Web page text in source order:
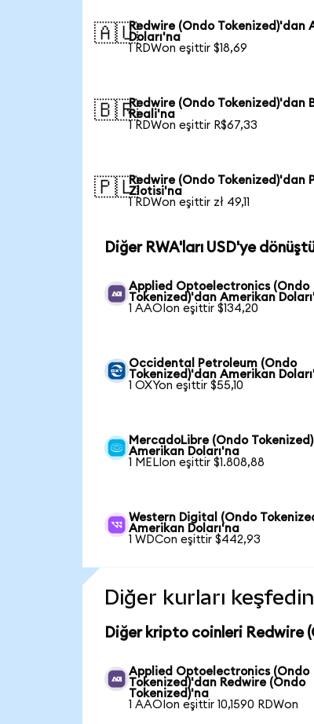
🇦🇺Redwire (Ondo Tokenized)'dan
Doları'na
1 RDWon eşittir $18,69
🇧🇷Redwire (Ondo Tokenized)'dan
Reali'na
1 RDWon eşittir R$67,33
🇵🇱Redwire (Ondo Tokenized)'dan
Zlotisi'na
1 RDWon eşittir zł 49,11
Diğer RWA'ları USD'ye
Applied Optoelectronics (Ondo
Tokenized)'dan Amerikan
1 AAOIon eşittir $134,20
Occidental Petroleum (Ondo
Tokenized)'dan Amerikan
1 OXYon eşittir $55,10
MercadoLibre (Ondo
Amerikan Doları'na
1 MELIon eşittir $1.808,88
Western Digital (Ondo
Amerikan Doları'na
1 WDCon eşittir $442,93
Diğer kurları keşfedin
Diğer kripto coinleri Redwire
Applied Optoelectronics (Ondo
Tokenized)'dan Redwire (Ondo
Tokenized)'na
1 AAOIon eşittir 10,1590 RDWon